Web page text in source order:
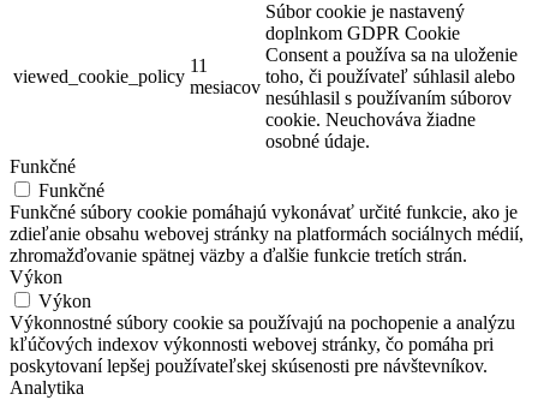
viewed_cookie_policy
11
mesiacov
Súbor cookie je nastavený
doplnkom GDPR Cookie
Consent a používa sa na uloženie
toho, či používateľ súhlasil alebo
nesúhlasil s používaním súborov
cookie. Neuchováva žiadne
osobné údaje.
Funkčné
Funkčné
Funkčné súbory cookie pomáhajú vykonávať určité funkcie, ako je
zdieľanie obsahu webovej stránky na platformách sociálnych médií,
zhromažďovanie spätnej väzby a ďalšie funkcie tretích strán.
Výkon
Výkon
Výkonnostné súbory cookie sa používajú na pochopenie a analýzu
kľúčových indexov výkonnosti webovej stránky, čo pomáha pri
poskytovaní lepšej používateľskej skúsenosti pre návštevníkov.
Analytika